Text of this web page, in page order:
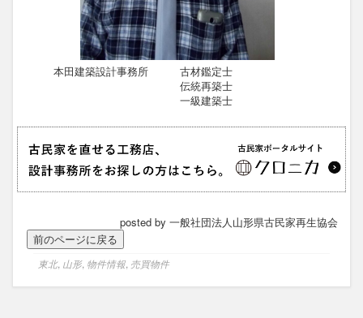
本田建築設計事務所 古材鑑定士
伝統再築士
一級建築士
posted by 一般社団法人山形県古民家再生協会
東北, 山形, 物件情報, 売買物件